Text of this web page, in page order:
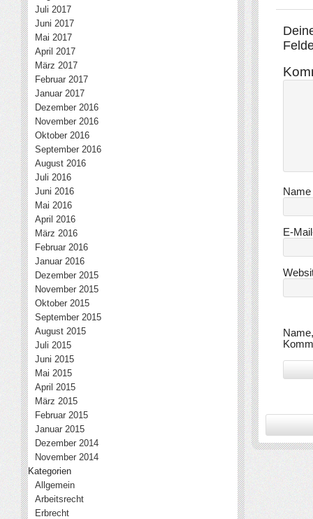
Name
E-
Juli 2017
Juni 2017
Mai 2017
April 2017
März 2017
Februar 2017
Januar 2017
Dezember 2016
November 2016
Oktober 2016
September 2016
August 2016
Juli 2016
Juni 2016
Mai 2016
April 2016
März 2016
Februar 2016
Januar 2016
Dezember 2015
November 2015
Oktober 2015
September 2015
August 2015
Juli 2015
Juni 2015
Mai 2015
April 2015
März 2015
Februar 2015
Januar 2015
Dezember 2014
November 2014
Kategorien
Allgemein
Arbeitsrecht
Erbrecht